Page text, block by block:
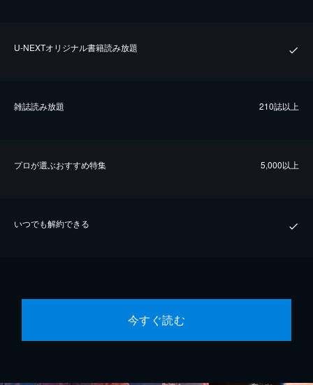
U-NEXTオリジナル書籍読み放題
雑誌読み放題 210誌以上
プロが選ぶおすすめ特集 5,000以上
いつでも解約できる
今すぐ読む